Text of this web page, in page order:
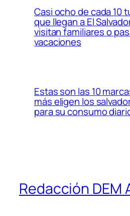
Casi ocho de cada 10
que llegan a El
visitan familiares o
vacaciones
Estas son las 10
más eligen los
para su consumo
Redacción DEM